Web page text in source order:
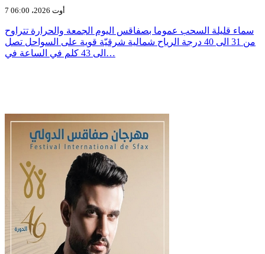
7 أوت 2026، 06:00
سماء قليلة السحب عموما بصفاقس اليوم الجمعة والحرارة تتراوح
من 31 الى 40 درجة الرياح شمالية شرقيّة قوية على السواحل تصل
الى 43 كلم في الساعة في…